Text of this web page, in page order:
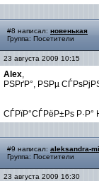
#8 написал: новенькая
Группа: Посетители
23 августа 2009 10:15
Alex,
РЅРґР°, РЅРµ
СЃРїР°СЃРёР±Рѕ Р·Р°
#9 написал: aleksandra-
Группа: Посетители
23 августа 2009 16:30